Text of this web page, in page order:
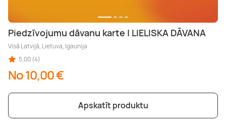
Piedzīvojumu dāvanu karte | LIELISKA DĀVANA
Visā Latvijā, Lietuva, Igaunija
5,00 (4)
No 10,00 €
Apskatīt produktu